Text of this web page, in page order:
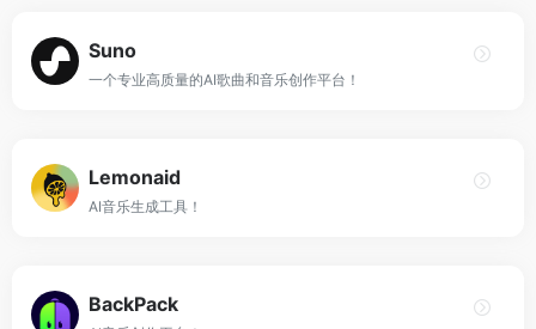
Suno
一个专业高质量的AI歌曲和音乐创作平台！
Lemonaid
AI音乐生成工具！
BackPack